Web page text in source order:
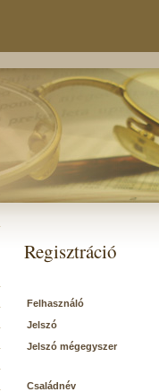
Regisztráció
Felhasználó
Jelszó
Jelszó mégegyszer
Családnév